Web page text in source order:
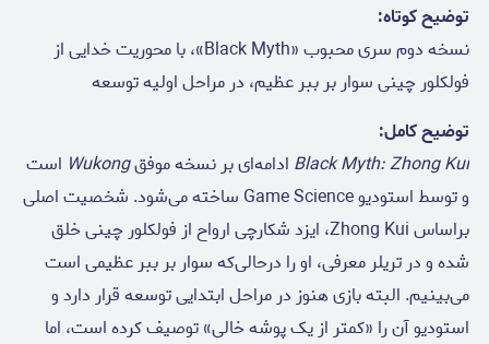
توضیح کوتاه:
نسخه دوم سری محبوب «Black Myth»، با محوریت خدایی از
فولکلور چینی سوار بر ببر عظیم، در مراحل اولیه توسعه
توضیح کامل:
Black Myth: Zhong Kui ادامه‌ای بر نسخه موفقWukong است
و توسط استودیو Game Science ساخته می‌شود. شخصیت اصلی
براساس Zhong Kui، ایزد شکارچی ارواح از فولکلور چینی خلق
شده و در تریلر معرفی، او را درحالی‌که سوار بر ببر عظیمی است
می‌بینیم. البته بازی هنوز در مراحل ابتدایی توسعه قرار دارد و
استودیو آن را «کمتر از یک پوشه خالی» توصیف کرده است، اما